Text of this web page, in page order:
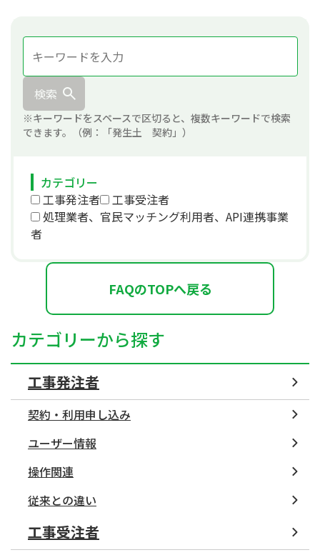
検索
※キーワードをスペースで区切ると、複数キーワードで検索
できます。（例：「発生土 契約」）
カテゴリー
工事発注者
工事受注者
処理業者、官民マッチング利用者、API連携事業
者
FAQのTOPへ戻る
カテゴリーから探す
工事発注者
契約・利用申し込み
ユーザー情報
操作関連
従来との違い
工事受注者